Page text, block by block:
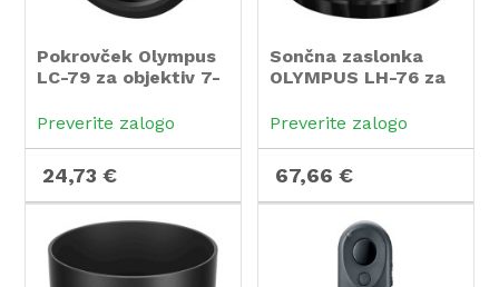
Pokrovček Olympus
LC-79 za objektiv 7-
Preverite zalogo
24,73 €
Sončna zaslonka
OLYMPUS LH-76 za
F2.8 PRO
Preverite zalogo
67,66 €